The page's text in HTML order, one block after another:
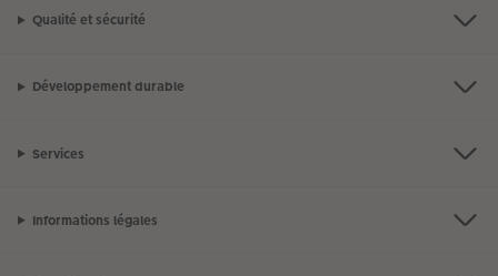
Qualité et sécurité
Développement durable
Services
Informations légales